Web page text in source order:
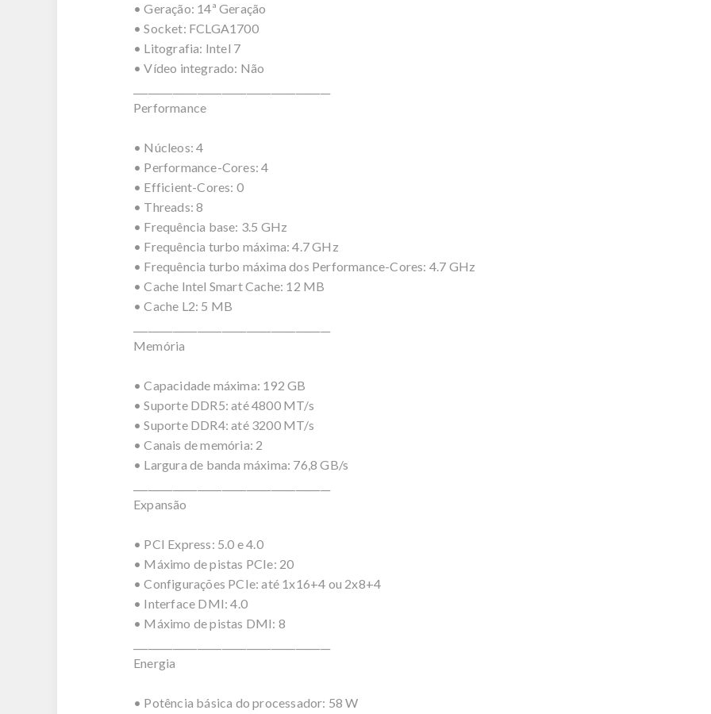
• Geração: 14ª Geração
• Socket: FCLGA1700
• Litografia: Intel 7
• Vídeo integrado: Não
Performance
• Núcleos: 4
• Performance-Cores: 4
• Efficient-Cores: 0
• Threads: 8
• Frequência base: 3.5 GHz
• Frequência turbo máxima: 4.7 GHz
• Frequência turbo máxima dos Performance-Cores: 4.7 GHz
• Cache Intel Smart Cache: 12 MB
• Cache L2: 5 MB
Memória
• Capacidade máxima: 192 GB
• Suporte DDR5: até 4800 MT/s
• Suporte DDR4: até 3200 MT/s
• Canais de memória: 2
• Largura de banda máxima: 76,8 GB/s
Expansão
• PCI Express: 5.0 e 4.0
• Máximo de pistas PCIe: 20
• Configurações PCIe: até 1x16+4 ou 2x8+4
• Interface DMI: 4.0
• Máximo de pistas DMI: 8
Energia
• Potência básica do processador: 58 W